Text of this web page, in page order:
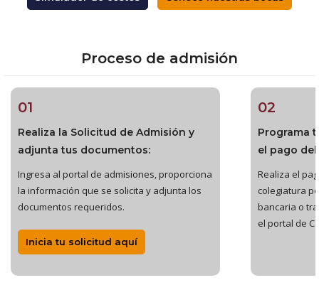
Proceso de admisión
01
Realiza la Solicitud de Admisión y
adjunta tus documentos:
Ingresa al portal de admisiones, proporciona
la información que se solicita y adjunta los
documentos requeridos.
Inicia tu solicitud aquí
02
Programa
el pago
Realiza el
colegiatura
bancaria o
el portal de